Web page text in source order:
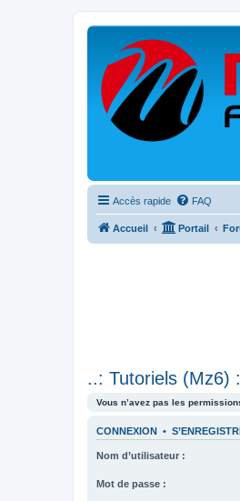
Accès rapide FAQ
Accueil Portail
..: Tutoriels (Mz6)
Vous n’avez pas les
CONNEXION •
Nom d’utilisateur :
Mot de passe :